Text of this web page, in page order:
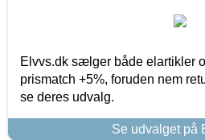
Elvvs.dk sælger både elartikler
prismatch +5%, foruden nem
se deres udvalg.
Se udvalget på